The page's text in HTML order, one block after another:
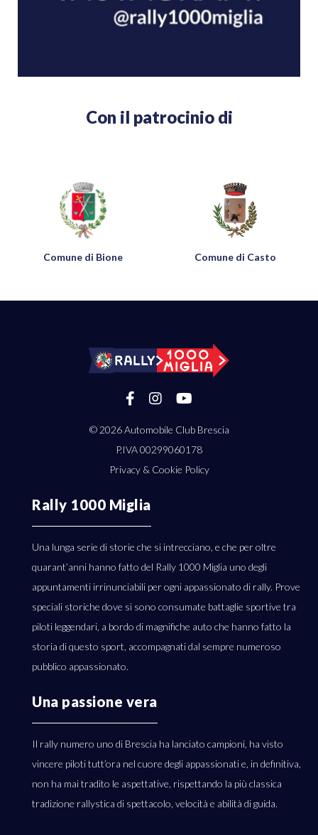
Con il patrocinio di
Comune di Bione Comune di Casto
© 2026Automobile Club Brescia
P.IVA 00299060178
Privacy & Cookie Policy
Rally 1000 Miglia
Una lunga serie di storie che si intrecciano, e che per oltre
quarant’anni hanno fatto del Rally 1000 Miglia uno degli
appuntamenti irrinunciabili per ogni appassionato di rally. Prove
speciali storiche dove si sono consumate battaglie sportive tra
piloti leggendari, a bordo di magnifiche auto che hanno fatto la
storia di questo sport, accompagnati dal sempre numeroso
pubblico appassionato.
Una passione vera
Il rally numero uno di Brescia ha lanciato campioni, ha visto
vincere piloti tutt’ora nel cuore degli appassionati e, in definitiva,
non ha mai tradito le aspettative, rispettando la più classica
tradizione rallystica di spettacolo, velocità e abilità di guida.